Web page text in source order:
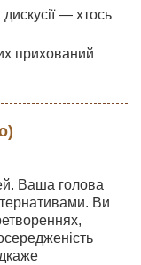
— хтось
прихований
Ваша голова
Ви